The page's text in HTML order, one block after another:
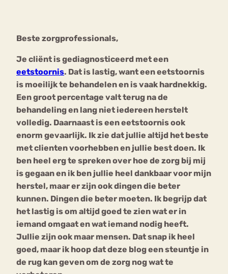
Beste zorgprofessionals,
Je cliënt is gediagnosticeerd met een
eetstoornis. Dat is lastig, want een eetstoornis
is moeilijk te behandelen en is vaak hardnekkig.
Een groot percentage valt terug na de
behandeling en lang niet iedereen herstelt
volledig. Daarnaast is een eetstoornis ook
enorm gevaarlijk. Ik zie dat jullie altijd het beste
met clienten voorhebben en jullie best doen. Ik
ben heel erg te spreken over hoe de zorg bij mij
is gegaan en ik ben jullie heel dankbaar voor mijn
herstel, maar er zijn ook dingen die beter
kunnen. Dingen die beter moeten. Ik begrijp dat
het lastig is om altijd goed te zien wat er in
iemand omgaat en wat iemand nodig heeft.
Jullie zijn ook maar mensen. Dat snap ik heel
goed, maar ik hoop dat deze blog een steuntje in
de rug kan geven om de zorg nog wat te
Chat
Forum
mia
Nerv
osa
Eetbuien Piekeren Sport
Trauma
Orthorexia
Afvallen Angst